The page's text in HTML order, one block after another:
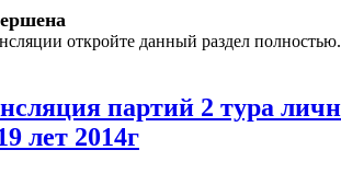
откройте данный раздел полностью.
партий 2 тура
лет 2014г